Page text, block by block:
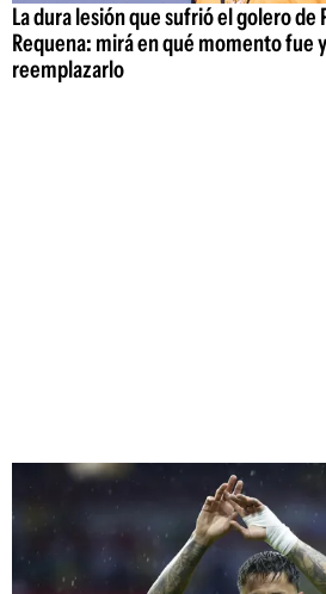
La dura lesión que sufrió el golero de
Requena: mirá en qué momento fue
reemplazarlo